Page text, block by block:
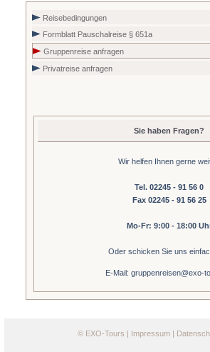
Reisebedingungen
Formblatt Pauschalreise § 651a
Gruppenreise anfragen
Privatreise anfragen
Sie haben Fragen?
Wir helfen Ihnen gerne
Tel. 02245 - 91 56 0
Fax 02245 - 91 56 25
Mo-Fr: 9:00 - 18:00
Oder schicken Sie uns
E-Mail: gruppenreisen@exo-
© EXO-Tours Impressum